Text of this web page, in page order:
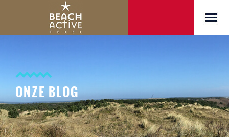
ONZE BLOG